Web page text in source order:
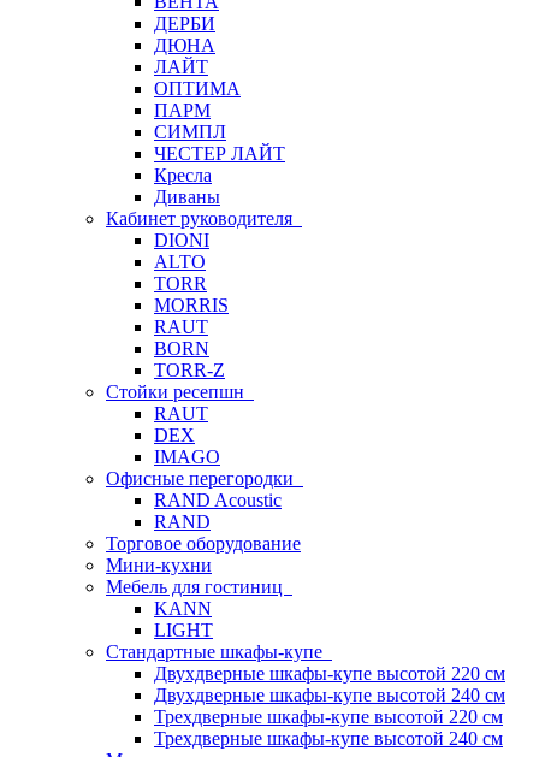
ДЕРБИ
ДЮНА
ЛАЙТ
ОПТИМА
ПАРМ
СИМПЛ
ЧЕСТЕР ЛАЙТ
Кресла
Диваны
Кабинет руководителя
DIONI
ALTO
TORR
MORRIS
RAUT
BORN
TORR-Z
Стойки ресепшн
RAUT
DEX
IMAGO
Офисные перегородки
RAND Acoustic
RAND
Торговое оборудование
Мини-кухни
Мебель для гостиниц
KANN
LIGHT
Стандартные шкафы-купе
Двухдверные шкафы-купе высотой 220 см
Двухдверные шкафы-купе высотой 240 см
Трехдверные шкафы-купе высотой 220 см
Трехдверные шкафы-купе высотой 240 см